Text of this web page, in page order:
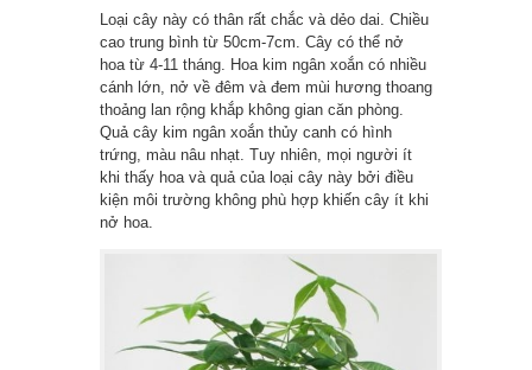
Loại cây này có thân rất chắc và dẻo dai. Chiều
cao trung bình từ 50cm-7cm. Cây có thể nở
hoa từ 4-11 tháng. Hoa kim ngân xoắn có nhiều
cánh lớn, nở về đêm và đem mùi hương thoang
thoảng lan rộng khắp không gian căn phòng.
Quả cây kim ngân xoắn thủy canh có hình
trứng, màu nâu nhạt. Tuy nhiên, mọi người ít
khi thấy hoa và quả của loại cây này bởi điều
kiện môi trường không phù hợp khiến cây ít khi
nở hoa.